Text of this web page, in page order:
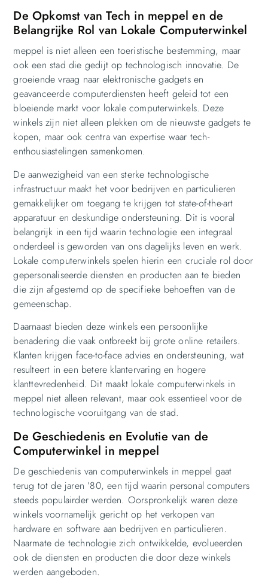
De Opkomst van Tech in meppel en de
Belangrijke Rol van Lokale Computerwinkel
meppel is niet alleen een toeristische bestemming, maar
ook een stad die gedijt op technologisch innovatie. De
groeiende vraag naar elektronische gadgets en
geavanceerde computerdiensten heeft geleid tot een
bloeiende markt voor lokale computerwinkels. Deze
winkels zijn niet alleen plekken om de nieuwste gadgets te
kopen, maar ook centra van expertise waar tech-
enthousiastelingen samenkomen.
De aanwezigheid van een sterke technologische
infrastructuur maakt het voor bedrijven en particulieren
gemakkelijker om toegang te krijgen tot state-of-the-art
apparatuur en deskundige ondersteuning. Dit is vooral
belangrijk in een tijd waarin technologie een integraal
onderdeel is geworden van ons dagelijks leven en werk.
Lokale computerwinkels spelen hierin een cruciale rol door
gepersonaliseerde diensten en producten aan te bieden
die zijn afgestemd op de specifieke behoeften van de
gemeenschap.
Daarnaast bieden deze winkels een persoonlijke
benadering die vaak ontbreekt bij grote online retailers.
Klanten krijgen face-to-face advies en ondersteuning, wat
resulteert in een betere klantervaring en hogere
klanttevredenheid. Dit maakt lokale computerwinkels in
meppel niet alleen relevant, maar ook essentieel voor de
technologische vooruitgang van de stad.
De Geschiedenis en Evolutie van de
Computerwinkel in meppel
De geschiedenis van computerwinkels in meppel gaat
terug tot de jaren ’80, een tijd waarin personal computers
steeds populairder werden. Oorspronkelijk waren deze
winkels voornamelijk gericht op het verkopen van
hardware en software aan bedrijven en particulieren.
Naarmate de technologie zich ontwikkelde, evolueerden
ook de diensten en producten die door deze winkels
werden aangeboden.